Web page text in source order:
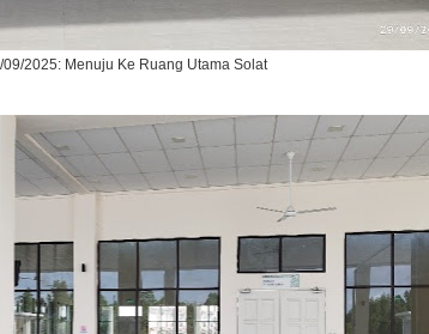
09/2025: Menuju Ke Ruang Utama Solat